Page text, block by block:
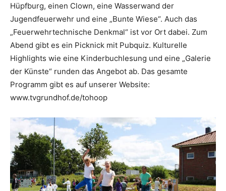
Hüpfburg, einen Clown, eine Wasserwand der
Jugendfeuerwehr und eine „Bunte Wiese“. Auch das
„Feuerwehrtechnische Denkmal“ ist vor Ort dabei. Zum
Abend gibt es ein Picknick mit Pubquiz. Kulturelle
Highlights wie eine Kinderbuchlesung und eine „Galerie
der Künste“ runden das Angebot ab. Das gesamte
Programm gibt es auf unserer Website:
www.tvgrundhof.de/tohoop